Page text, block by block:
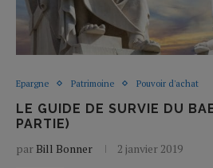
Epargne Patrimoine Pouvoir d'achat
LE GUIDE DE SURVIE DU
PARTIE)
par Bill Bonner 2 janvier 2019